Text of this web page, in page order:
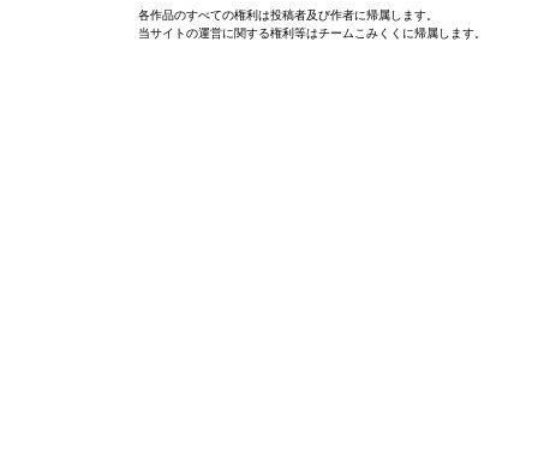
各作品のすべての権利は投稿者及び作者に帰属します。
当サイトの運営に関する権利等はチームこみくくに帰属します。